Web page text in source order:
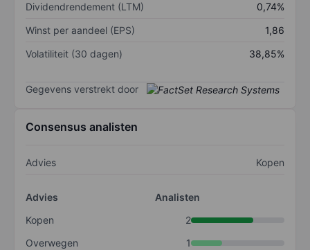
Dividendrendement (LTM)
0,74%
Winst per aandeel (EPS)
1,86
Volatiliteit (30 dagen)
38,85%
Gegevens verstrekt door
Consensus analisten
Advies Kopen
Advies
Analisten
Kopen
2
Overwegen
1